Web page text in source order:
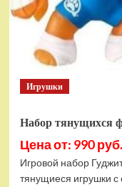
Bikini
Bottom
Rehydrated
(XBOX
Игрушки
Набор тянущихся
Цена от: 990 руб.
Игровой набор
тянущиеся игрушки с